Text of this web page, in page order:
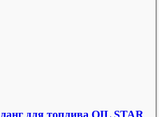
для топлива OIL STAR